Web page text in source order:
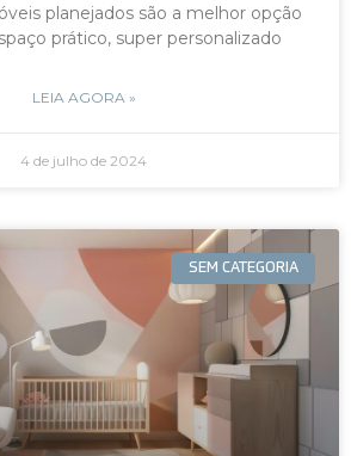
planejados são a melhor opção
prático, super personalizado
LEIA AGORA »
4 de julho de 2024
SEM CATEGORIA